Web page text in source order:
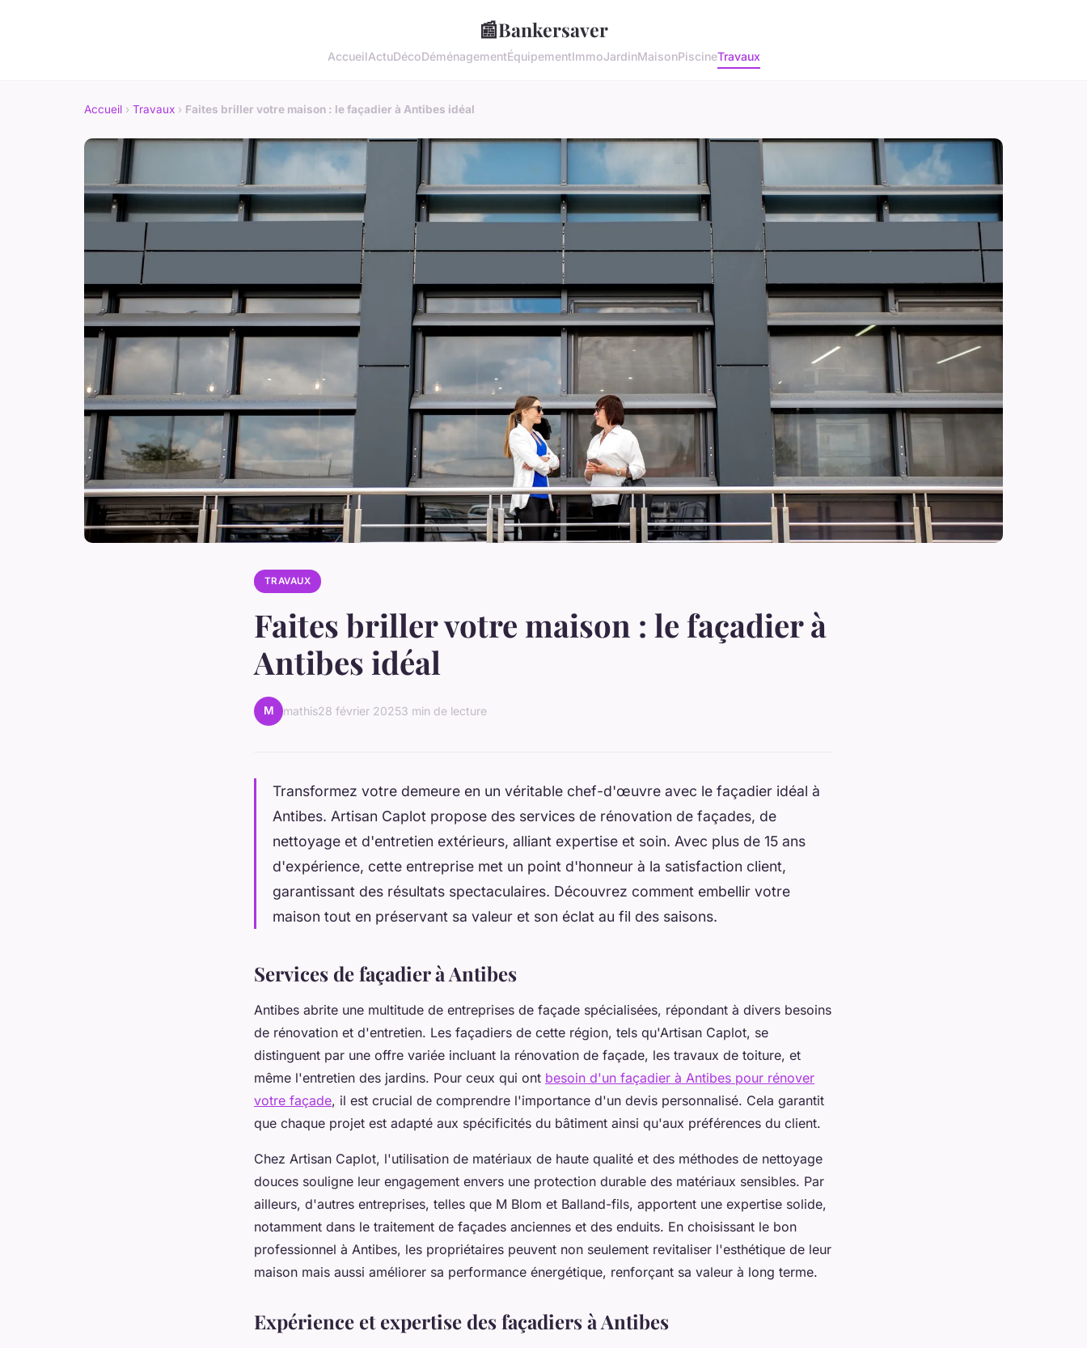
📰Bankersaver
AccueilActuDécoDéménagementÉquipementImmoJardinMaisonPiscineTravaux
Accueil › Travaux › Faites briller votre maison : le façadier à Antibes idéal
TRAVAUX
Faites briller votre maison : le façadier à
Antibes idéal
M mathis28 février 20253 min de lecture
Transformez votre demeure en un véritable chef-d'œuvre avec le façadier idéal à
Antibes. Artisan Caplot propose des services de rénovation de façades, de
nettoyage et d'entretien extérieurs, alliant expertise et soin. Avec plus de 15 ans
d'expérience, cette entreprise met un point d'honneur à la satisfaction client,
garantissant des résultats spectaculaires. Découvrez comment embellir votre
maison tout en préservant sa valeur et son éclat au fil des saisons.
Services de façadier à Antibes
Antibes abrite une multitude de entreprises de façade spécialisées, répondant à divers besoins
de rénovation et d'entretien. Les façadiers de cette région, tels qu'Artisan Caplot, se
distinguent par une offre variée incluant la rénovation de façade, les travaux de toiture, et
même l'entretien des jardins. Pour ceux qui ont besoin d'un façadier à Antibes pour rénover
votre façade, il est crucial de comprendre l'importance d'un devis personnalisé. Cela garantit
que chaque projet est adapté aux spécificités du bâtiment ainsi qu'aux préférences du client.
Chez Artisan Caplot, l'utilisation de matériaux de haute qualité et des méthodes de nettoyage
douces souligne leur engagement envers une protection durable des matériaux sensibles. Par
ailleurs, d'autres entreprises, telles que M Blom et Balland-fils, apportent une expertise solide,
notamment dans le traitement de façades anciennes et des enduits. En choisissant le bon
professionnel à Antibes, les propriétaires peuvent non seulement revitaliser l'esthétique de leur
maison mais aussi améliorer sa performance énergétique, renforçant sa valeur à long terme.
Expérience et expertise des façadiers à Antibes